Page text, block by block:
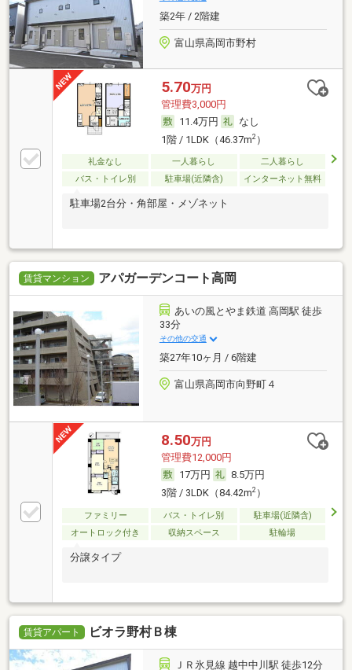
築2年 / 2階建
富山県高岡市野村
5.70万円
管理費3,000円
11.4万円
なし
1階 / 1LDK（46.37m2）
礼金なし 一人暮らし
二人暮らし
バス・トイレ別
駐車場(近隣含) インターネット無料
駐車場2台分・角部屋・メゾネット
賃貸マンション アパガーデンコート高岡
あいの風とやま鉄道 高岡駅 徒歩
33分
その他の交通
築27年10ヶ月 / 6階建
富山県高岡市向野町４
8.50万円
管理費12,000円
17万円
8.5万円
3階 / 3LDK（84.42m2）
ファミリー バス・トイレ別
駐車場(近隣含)
オートロック付き
収納スペース 駐輪場
分譲タイプ
賃貸アパート ビオラ野村Ｂ棟
ＪＲ氷見線 越中中川駅 徒歩12分